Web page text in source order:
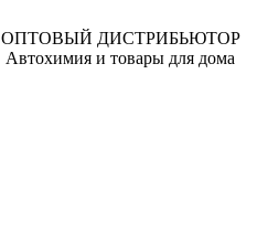
ОПТОВЫЙ ДИСТРИБЬЮТОР
Автохимия и товары для дома